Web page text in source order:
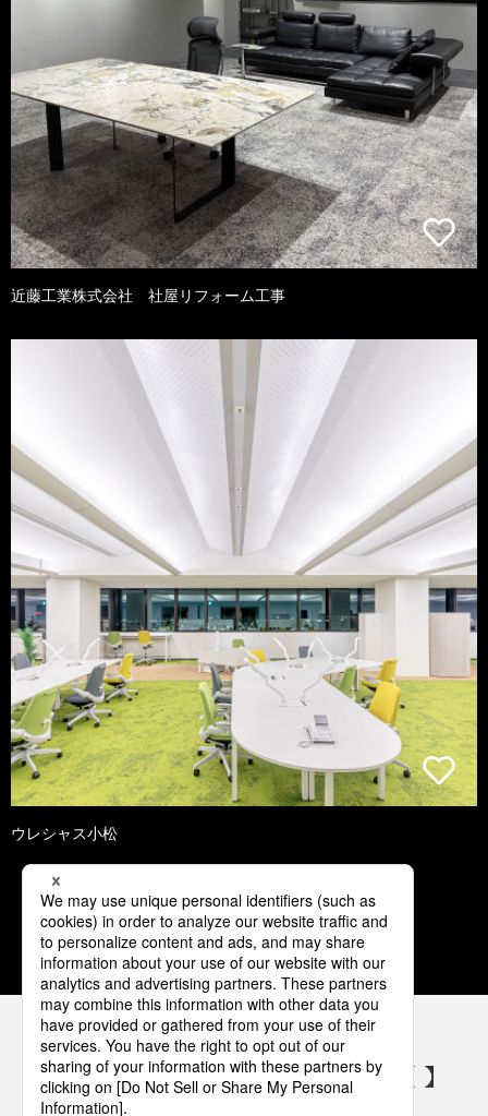
近藤工業株式会社 社屋リフォーム工事
ウレシャス小松
1 2 3 4 5
パナソニックの電気設備 SNSアカウント